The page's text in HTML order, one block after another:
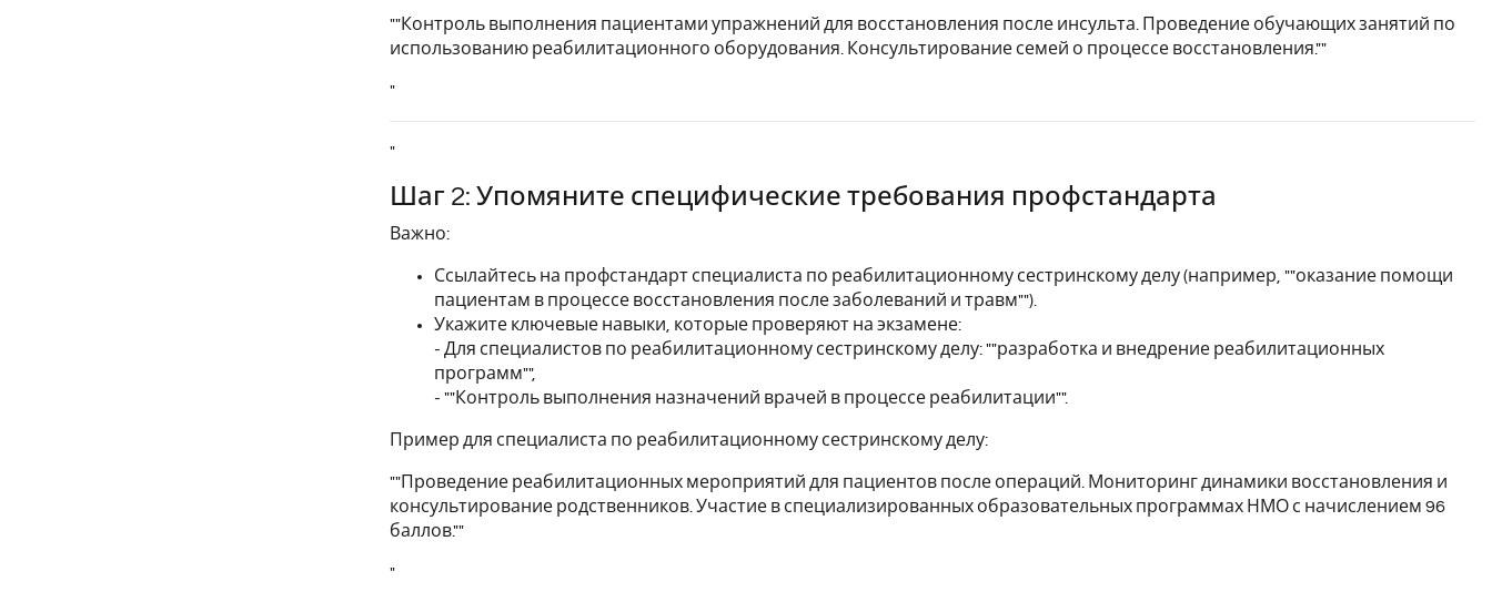
""Контроль выполнения пациентами упражнений для восстановления после инсульта. Проведение обучающих занятий по
использованию реабилитационного оборудования. Консультирование семей о процессе восстановления.""
"
"
Шаг 2: Упомяните специфические требования профстандарта
Важно:
Ссылайтесь на профстандарт специалиста по реабилитационному сестринскому делу (например, ""оказание помощи
пациентам в процессе восстановления после заболеваний и травм"").
Укажите ключевые навыки, которые проверяют на экзамене:
- Для специалистов по реабилитационному сестринскому делу: ""разработка и внедрение реабилитационных
программ"",
- ""Контроль выполнения назначений врачей в процессе реабилитации"".
Пример для специалиста по реабилитационному сестринскому делу:
""Проведение реабилитационных мероприятий для пациентов после операций. Мониторинг динамики восстановления и
консультирование родственников. Участие в специализированных образовательных программах НМО с начислением 96
баллов.""
"